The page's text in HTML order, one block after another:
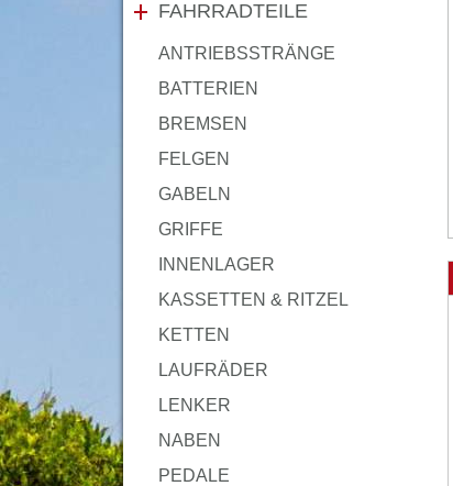
FAHRRADTEILE
ANTRIEBSSTRÄNGE
BATTERIEN
BREMSEN
FELGEN
GABELN
GRIFFE
INNENLAGER
KASSETTEN & RITZEL
KETTEN
LAUFRÄDER
LENKER
NABEN
PEDALE